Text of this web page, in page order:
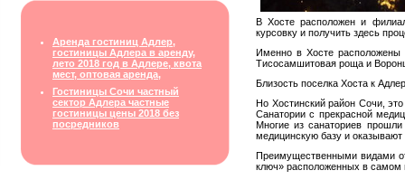
Аренда гостиниц Адлер,
гостиницы Адлера в аренду,
лето 2018 год в Адлере, квота
мест, оптовая аренда,
Гостиницы Сочи частный
сектор Адлера частные
гостиницы цены 2018 без
посредников
В Хосте расположен и
курсовку и получить здесь
Именно в Хосте расположены
Тисосамшитовая роща и
Близость поселка Хоста к
Но Хостинский район Сочи,
Санатории с прекрасной
Многие из санаториев
медицинскую базу и
Преимущественными видами
ключ» расположенных в самом